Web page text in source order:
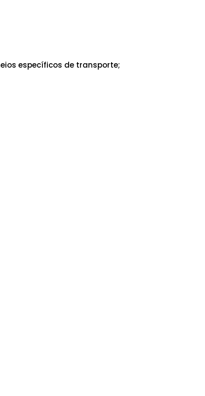
específicos de transporte;